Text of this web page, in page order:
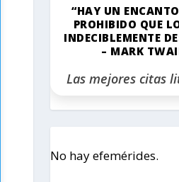
“HAY UN
PROHIBIDO QUE
INDECIBLEMENTE
– MARK
Las mejores citas
No hay efemérides.